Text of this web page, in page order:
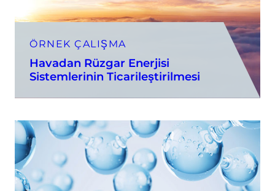
ÖRNEK ÇALIŞMA
Havadan Rüzgar Enerjisi
Sistemlerinin Ticarileştirilmesi